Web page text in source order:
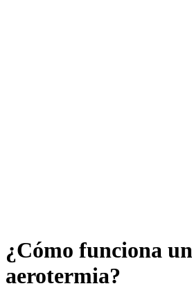
¿Cómo funciona
aerotermia?